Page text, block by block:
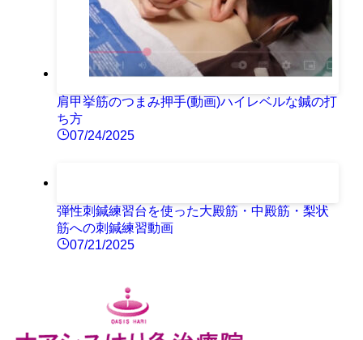
肩甲挙筋のつまみ押手(動画)ハイレベルな鍼の打
ち方
07/24/2025
弾性刺鍼練習台を使った大殿筋・中殿筋・梨状
筋への刺鍼練習動画
07/21/2025